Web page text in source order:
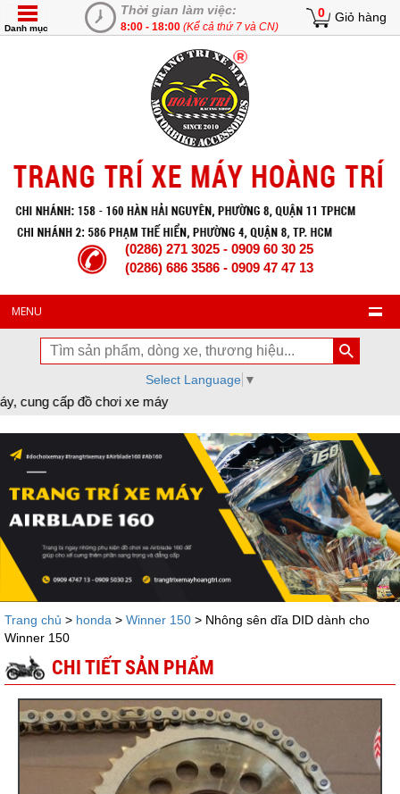
Thời gian làm việc:
8:00 - 18:00 (Kể cả thứ 7 và CN)
0 Giỏ hàng
Danh mục
(0286) 271 3025 - 0909 60 30 25
(0286) 686 3586 - 0909 47 47 13
MENU
Select Language ▼
xe máy
Trang chủ > honda > Winner 150 > Nhông sên dĩa DID dành cho
Winner 150
CHI TIẾT SẢN PHẨM